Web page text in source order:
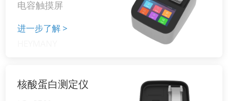
电容触摸屏
进一步了解>
核酸蛋白测定仪